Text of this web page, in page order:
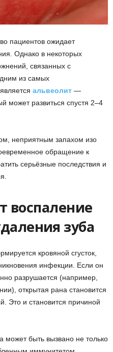
пациентов ожидает
Однако в некоторых
связанных с
из самых
альвеолит —
может развиться спустя 2–4
неприятным запахом изо
обращение к
серьёзные последствия и
воспаление
зуба
кровяной сгусток,
инфекции. Если он
разрушается (например,
открытая рана становится
Это и становится причиной
может быть вызвано не только